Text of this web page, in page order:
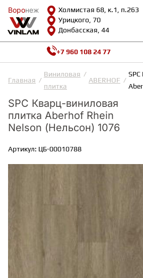
Воронеж
Холмистая 68, к.1, п.263
Урицкого, 70
Донбасская, 44
Воронеж
КАТАЛОГ
Возврат и гарантии
Сотрудничество
Вопросы и ответы
Видеообзоры
Полезная информация
Как выбрать
Калькулятор
ВИНИЛОВАЯ
ПАРКЕТНАЯ
+7 960 108 24 77
Главная
Виниловая
плитка
ABERHOF
SPC Кварц-виниловая
плитка Aberhof Rhein
Nelson (Нельсон) 1076
Артикул: ЦБ-00010788